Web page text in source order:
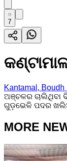
7
Kantamal, Boudh
ଅଞ୍ଚଳର ଚାଲିଥିବା
ଗୁଡ଼ଭେଳି ପଦର
MORE